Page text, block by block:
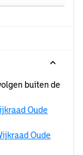
buiten de
Oude
Oude